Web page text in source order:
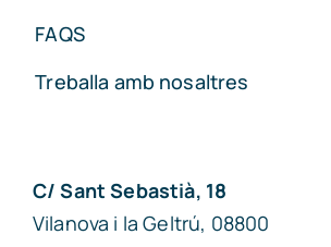
FAQS
Treballa amb nosaltres
C/ Sant Sebastià, 18
Vilanova i la Geltrú, 08800